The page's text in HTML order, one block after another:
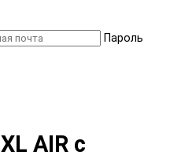
Пароль
AIR с